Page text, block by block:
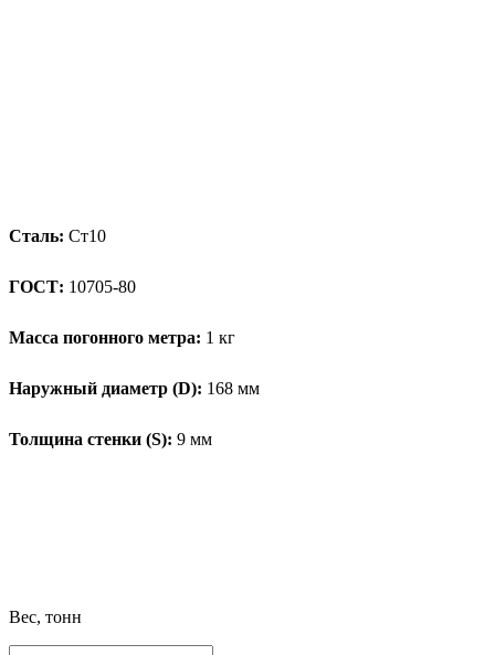
Сталь: Ст10
ГОСТ: 10705-80
Масса погонного метра: 1 кг
Наружный диаметр (D): 168 мм
Толщина стенки (S): 9 мм
Вес, тонн